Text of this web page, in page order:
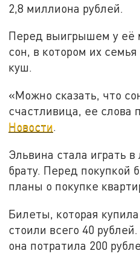
2,8 миллиона рублей.
Перед выигрышем у её
сон, в котором их
куш.
«Можно сказать, что
счастливица, ее слова
Новости.
Эльвина стала играть
брату. Перед покупкой
планы о покупке
Билеты, которая
стоили всего 40
она потратила 200